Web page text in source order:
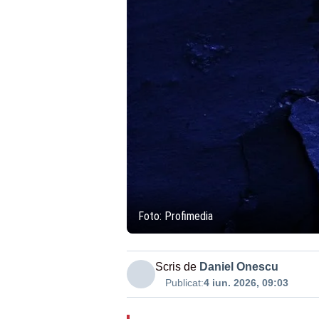
Foto: Profimedia
Scris de Daniel Onescu
Publicat:4 iun. 2026, 09:03